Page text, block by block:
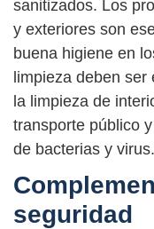
sanitizados. Los
y exteriores son
buena higiene en
limpieza deben ser
la limpieza de
transporte público
de bacterias y virus.
seguridad